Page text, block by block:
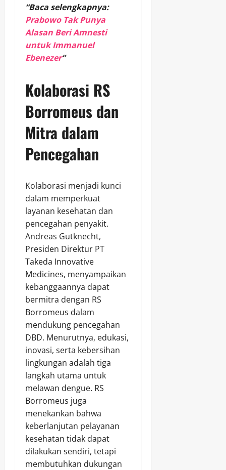
“Baca selengkapnya:
Prabowo Tak Punya
Alasan Beri Amnesti
untuk Immanuel
Ebenezer“
Kolaborasi RS
Borromeus dan
Mitra dalam
Pencegahan
Kolaborasi menjadi kunci
dalam memperkuat
layanan kesehatan dan
pencegahan penyakit.
Andreas Gutknecht,
Presiden Direktur PT
Takeda Innovative
Medicines, menyampaikan
kebanggaannya dapat
bermitra dengan RS
Borromeus dalam
mendukung pencegahan
DBD. Menurutnya, edukasi,
inovasi, serta kebersihan
lingkungan adalah tiga
langkah utama untuk
melawan dengue. RS
Borromeus juga
menekankan bahwa
keberlanjutan pelayanan
kesehatan tidak dapat
dilakukan sendiri, tetapi
membutuhkan dukungan